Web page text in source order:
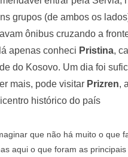
grupos (de ambos os
ônibus cruzando a
apenas conheci Pristina,
do Kosovo. Um dia foi
mais, pode visitar Prizren,
histórico do país
que não há muito o que
aqui o que foram as